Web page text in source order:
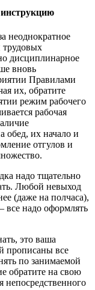
неоднократное
трудовых
дисциплинарное
вновь
Правилами
их, обратите
режим рабочего
рабочая
обед, их начало и
отгулов и
надо тщательно
Любой невыход
(даже на полчаса),
все надо оформлять
это ваша
прописаны все
по занимаемой
обратите на свою
непосредственного